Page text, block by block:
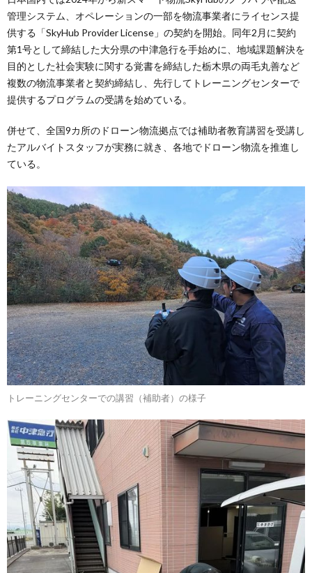
管理システム、オペレーションの一部を物流事業者にライセンス提
供する「SkyHub Provider License」の契約を開始。同年2月に契約
第1号として締結した大分県の中津急行を手始めに、地域課題解決を
目的とした社会実験に関する覚書を締結した栃木県の両毛丸善など
複数の物流事業者と契約締結し、先行してトレーニングセンターで
提供するプログラムの受講を始めている。
併せて、全国9カ所のドローン物流拠点では補助者教育講習を受講し
たアルバイトスタッフが実務に就き、各地でドローン物流を推進し
ている。
トレーニングセンターでの講習（補助者）の様子